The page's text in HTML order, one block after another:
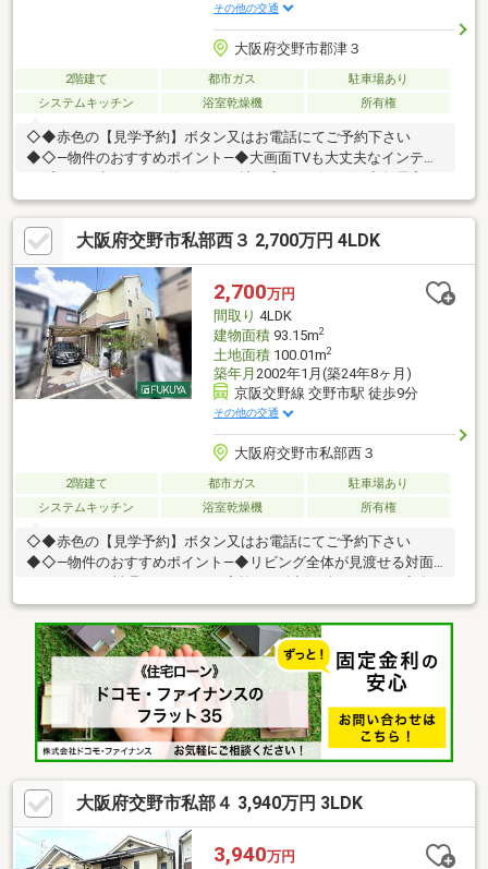
その他の交通
大阪府交野市郡津３
2階建て 都市ガス
駐車場あり
システムキッチン
浴室乾燥機 所有権
◇◆赤色の【見学予約】ボタン又はお電話にてご予約下さい
◆◇―物件のおすすめポイント―◆大画面TVも大丈夫なインテリ
収納スペースがあるので収納家具の配置を最低限に、衣類や寝具
などをすっきり収納できます！◆浴室乾燥機は雨の日のお洗濯は
もちろん、黄砂、花粉の季節でも安心してお洗濯ができ、冬場に
心配なヒートショックも予防できて安心♪◆京阪交野線「郡津」
駅徒歩８分！駅まで平坦地ですので、徒歩やベビーカーを押して
のお出かけも自転車での移動も快適です！―周辺施設―・交野市立
郡津小学校…約３００ｍ・交野市立第二中学校…約６５０ｍ
大阪府交野市私部西３ 2,700万円 4LDK
2,700万円
間取り 4LDK
建物面積93.15m2
土地面積100.01m2
築年月 2002年1月(築24年8ヶ月)
京阪交野線 交野市駅 徒歩9分
その他の交通
大阪府交野市私部西３
2階建て 都市ガス
駐車場あり
システムキッチン
浴室乾燥機 所有権
◇◆赤色の【見学予約】ボタン又はお電話にてご予約下さい
◆◇―物件のおすすめポイント―◆リビング全体が見渡せる対面
器洗浄乾燥機は手洗いよりも時間の節約が出来るので、子育てや
家事で忙しい家庭の味方です！◆雨の日や花粉の時期にも便利な
浴室乾燥機付き！冬場に心配なヒートショックも予防できて安心
です！◆火を使わないＩＨクッキングヒーターなら小さなお子様
ともお料理を楽しめます♪―周辺施設―・交野市立交野みらい学
園…約１４００ｍ・ＭＥＧＡドン・キホーテ交野店…約４５０ｍ・
ローソン交野私部西店…約４００ｍ
大阪府交野市私部４ 3,940万円 3LDK
3,940万円